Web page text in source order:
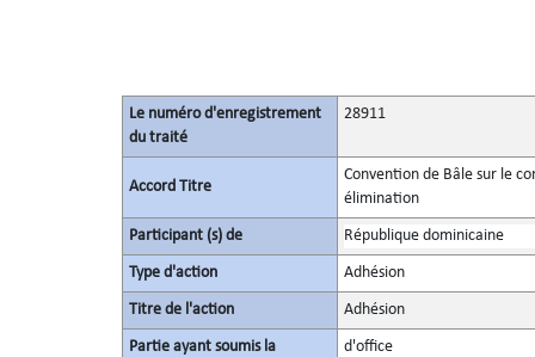
Le numéro d'enregistrement
du traité
28911
Accord Titre
Convention de Bâle sur le
élimination
Participant (s) de République dominicaine
Type d'action Adhésion
Titre de l'action Adhésion
Partie ayant soumis la
d'office